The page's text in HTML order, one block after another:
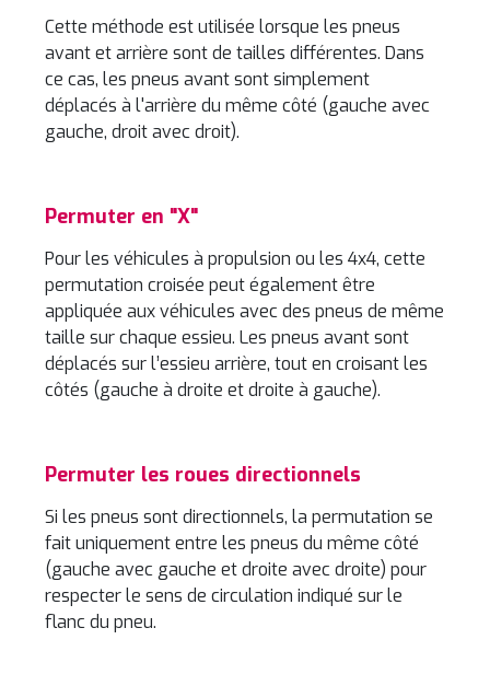
Cette méthode est utilisée lorsque les pneus
avant et arrière sont de tailles différentes. Dans
ce cas, les pneus avant sont simplement
déplacés à l'arrière du même côté (gauche avec
gauche, droit avec droit).
Permuter en "X"
Pour les véhicules à propulsion ou les 4x4, cette
permutation croisée peut également être
appliquée aux véhicules avec des pneus de même
taille sur chaque essieu. Les pneus avant sont
déplacés sur l’essieu arrière, tout en croisant les
côtés (gauche à droite et droite à gauche).
Permuter les roues directionnels
Si les pneus sont directionnels, la permutation se
fait uniquement entre les pneus du même côté
(gauche avec gauche et droite avec droite) pour
respecter le sens de circulation indiqué sur le
flanc du pneu.